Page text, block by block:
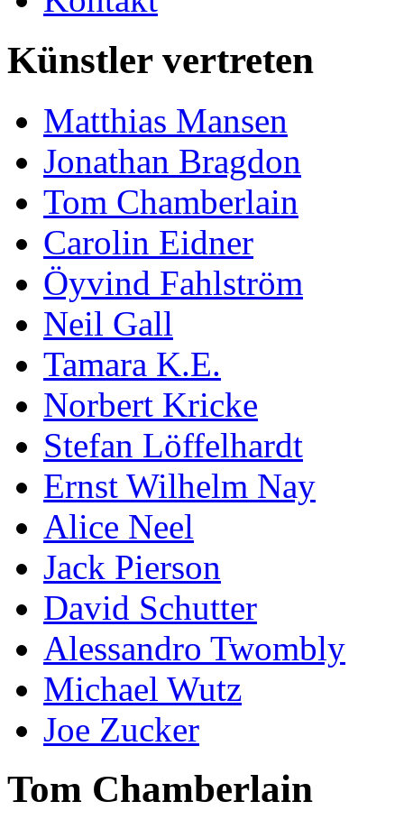
Künstler vertreten
Matthias Mansen
Jonathan Bragdon
Tom Chamberlain
Carolin Eidner
Öyvind Fahlström
Neil Gall
Tamara K.E.
Norbert Kricke
Stefan Löffelhardt
Ernst Wilhelm Nay
Alice Neel
Jack Pierson
David Schutter
Alessandro Twombly
Michael Wutz
Joe Zucker
Tom Chamberlain